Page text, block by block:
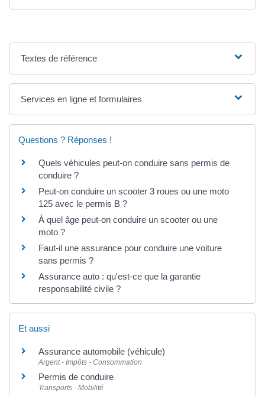
Textes de référence
Services en ligne et formulaires
Questions ? Réponses !
Quels véhicules peut-on conduire sans permis de
conduire ?
Peut-on conduire un scooter 3 roues ou une moto
125 avec le permis B ?
À quel âge peut-on conduire un scooter ou une
moto ?
Faut-il une assurance pour conduire une voiture
sans permis ?
Assurance auto : qu'est-ce que la garantie
responsabilité civile ?
Et aussi
Assurance automobile (véhicule)
Argent - Impôts - Consommation
Permis de conduire
Transports - Mobilité